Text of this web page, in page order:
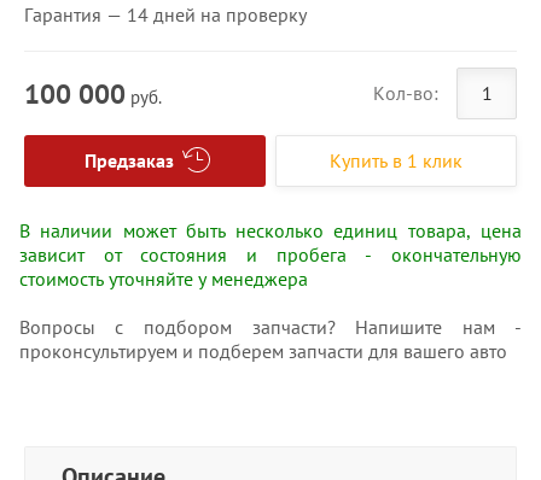
Гарантия — 14 дней на проверку
100 000 руб. Кол-во:
Предзаказ Купить в 1 клик
В наличии может быть несколько единиц товара, цена
зависит от состояния и пробега - окончательную
стоимость уточняйте у менеджера
Вопросы с подбором запчасти? Напишите нам -
проконсультируем и подберем запчасти для вашего авто